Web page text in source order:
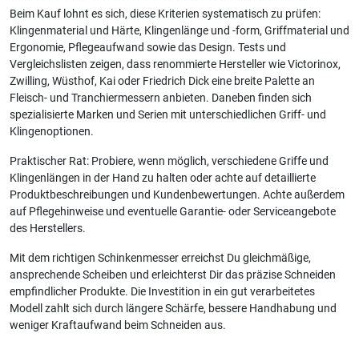
Beim Kauf lohnt es sich, diese Kriterien systematisch zu prüfen:
Klingenmaterial und Härte, Klingenlänge und -form, Griffmaterial und
Ergonomie, Pflegeaufwand sowie das Design. Tests und
Vergleichslisten zeigen, dass renommierte Hersteller wie Victorinox,
Zwilling, Wüsthof, Kai oder Friedrich Dick eine breite Palette an
Fleisch- und Tranchiermessern anbieten. Daneben finden sich
spezialisierte Marken und Serien mit unterschiedlichen Griff- und
Klingenoptionen.
Praktischer Rat: Probiere, wenn möglich, verschiedene Griffe und
Klingenlängen in der Hand zu halten oder achte auf detaillierte
Produktbeschreibungen und Kundenbewertungen. Achte außerdem
auf Pflegehinweise und eventuelle Garantie- oder Serviceangebote
des Herstellers.
Mit dem richtigen Schinkenmesser erreichst Du gleichmäßige,
ansprechende Scheiben und erleichterst Dir das präzise Schneiden
empfindlicher Produkte. Die Investition in ein gut verarbeitetes
Modell zahlt sich durch längere Schärfe, bessere Handhabung und
weniger Kraftaufwand beim Schneiden aus.